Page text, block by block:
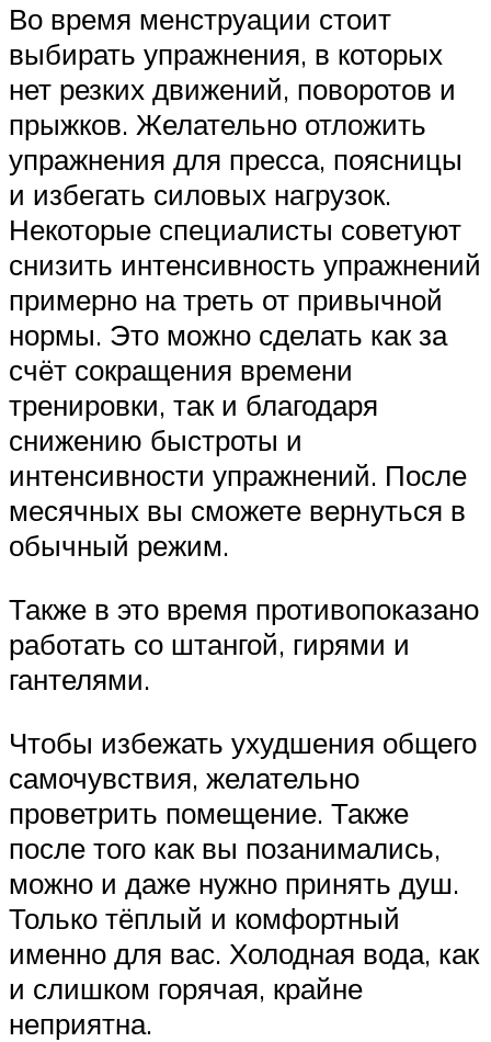
Во время менструации стоит
выбирать упражнения, в которых
нет резких движений, поворотов и
прыжков. Желательно отложить
упражнения для пресса, поясницы
и избегать силовых нагрузок.
Некоторые специалисты советуют
снизить интенсивность упражнений
примерно на треть от привычной
нормы. Это можно сделать как за
счёт сокращения времени
тренировки, так и благодаря
снижению быстроты и
интенсивности упражнений. После
месячных вы сможете вернуться в
обычный режим.
Также в это время противопоказано
работать со штангой, гирями и
гантелями.
Чтобы избежать ухудшения общего
самочувствия, желательно
проветрить помещение. Также
после того как вы позанимались,
можно и даже нужно принять душ.
Только тёплый и комфортный
именно для вас. Холодная вода, как
и слишком горячая, крайне
неприятна.